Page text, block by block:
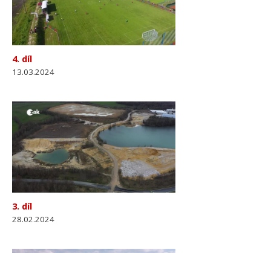
4. díl
13.03.2024
3. díl
28.02.2024